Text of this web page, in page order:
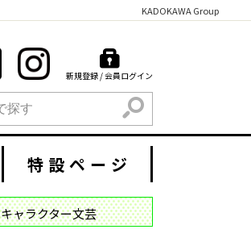
KADOKAWA Group
新規登録 / 会員ログイン
検索
特設ページ
キャラクター文芸